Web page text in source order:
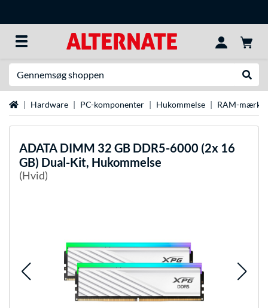
StartsideHardware PC-komponenter Hukommelse RAM-mærker
ADATA DIMM 32 GB DDR5-6000 (2x 16
GB) Dual-Kit, Hukommelse
(Hvid)